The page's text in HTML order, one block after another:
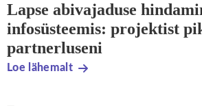
Lapse abivajaduse
infosüsteemis: projektist
partnerluseni
Loe lähemalt